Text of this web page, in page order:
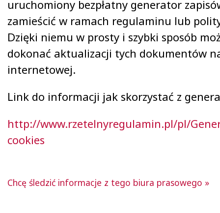
uruchomiony bezpłatny generator
zamieścić w ramach regulaminu lub
Dzięki niemu w prosty i szybki sposób
dokonać aktualizacji tych dokumentów
internetowej.
Link do informacji jak skorzystać z
http://www.rzetelnyregulamin.pl/pl/
cookies
Chcę śledzić informacje z tego biura prasowego »